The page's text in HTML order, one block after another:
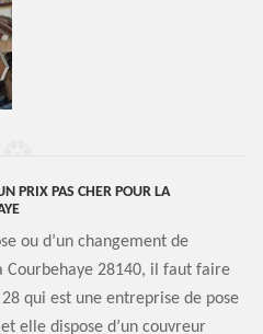
PRIX PAS CHER POUR LA
ou d’un changement de
Courbehaye 28140, il faut faire
qui est une entreprise de pose
elle dispose d’un couvreur